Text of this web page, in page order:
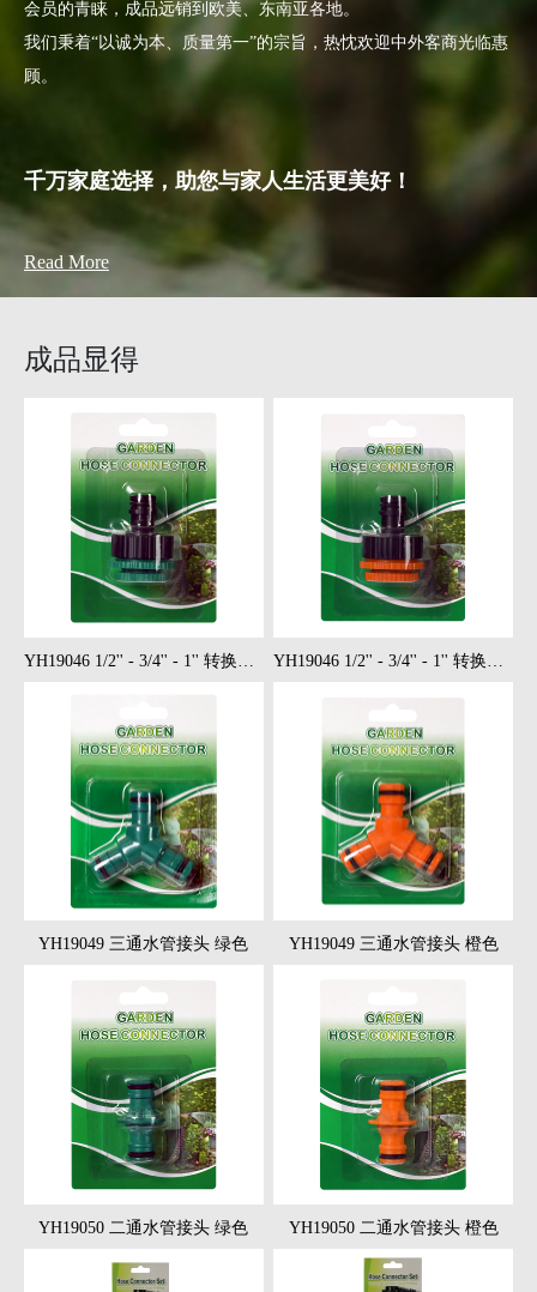
会员的青睐，成品远销到欧美、东南亚各地。
我们秉着“以诚为本、质量第一”的宗旨，热忱欢迎中外客商光临惠
顾。
千万家庭选择，助您与家人生活更美好！
Read More
成品显得
YH19049 三通水管接头 绿色 YH19049 三通水管接头 橙色
YH19050 二通水管接头 绿色 YH19050 二通水管接头 橙色